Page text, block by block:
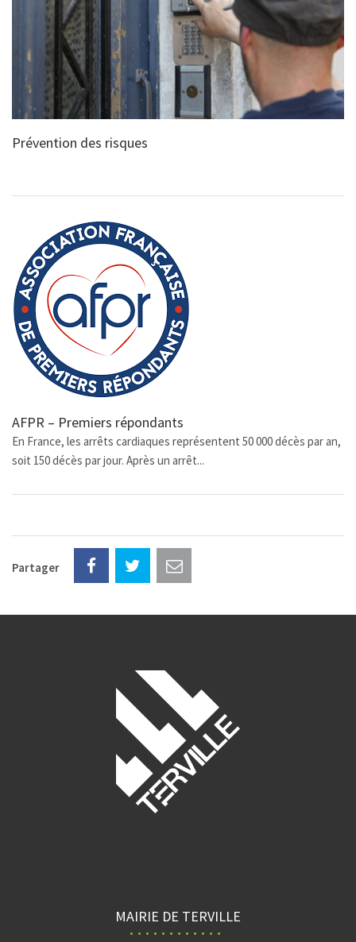
Prévention des risques
AFPR – Premiers répondants
En France, les arrêts cardiaques représentent 50 000 décès par an,
soit 150 décès par jour. Après un arrêt...
Partager
MAIRIE DE TERVILLE